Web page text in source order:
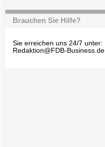
Brauchen Sie Hilfe?
Sie erreichen uns 24/7 unter:
Redaktion@FDB-Business.de